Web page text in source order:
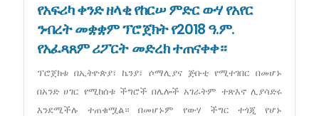
የአፍሪካ ቀንድ ዘላቂ የከርሠ ምድር ውሃ የአየር
ንብረት መቋቋም ፕሮጀክት የ2018 ዓ.ም.
የአፈጻጸም ሪፖርት መድረክ ተጠናቀቀ።
ፕሮጀክቱ በኢትዮጵያ፣ ኬንያ፣ ሶማሊያና ጅቡቲ የሚተገበር በመሆኑ
በአንድ ሀገር የሚከሰቱ ችግሮች በሌሎች አገራትም ተጽእኖ ሊያሳድሩ
እንደሚችሉ ተጠቁሟል። በመሆኑም የውሃ ችግር ተጎጂ የሆኑ